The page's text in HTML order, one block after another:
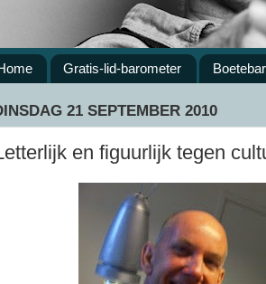
Gratis-lid-barometer
21 SEPTEMBER 2010
en figuurlijk tegen